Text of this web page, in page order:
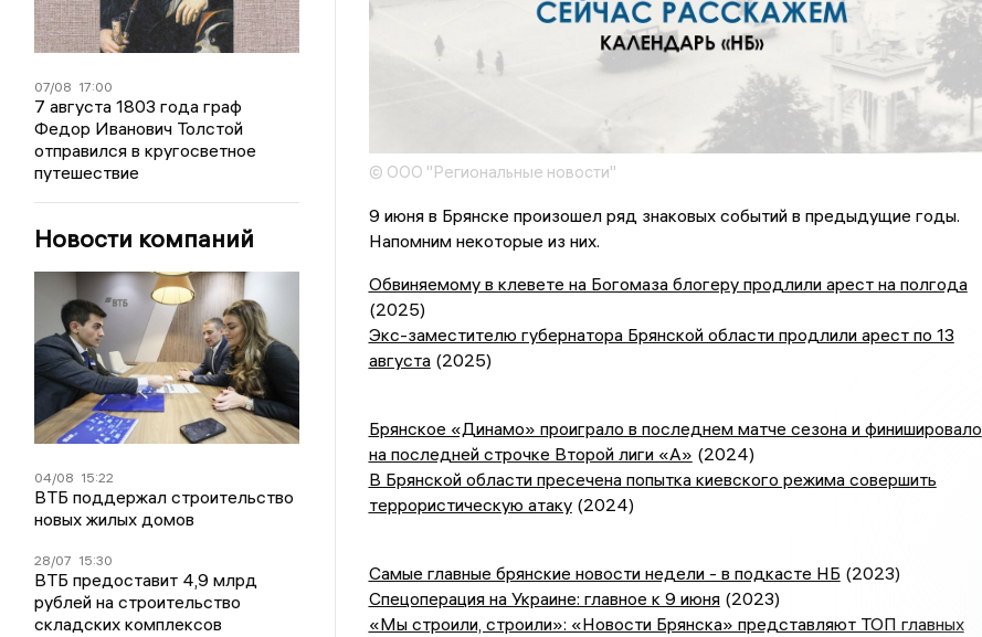
07/08 17:00
7 августа 1803 года граф
Федор Иванович Толстой
отправился в кругосветное
путешествие
Новости компаний
04/08 15:22
ВТБ поддержал строительство
новых жилых домов
28/07 15:30
ВТБ предоставит 4,9 млрд
рублей на строительство
складских комплексов
© ООО "Региональные новости"
9 июня в Брянске произошел ряд знаковых событий в предыдущие годы.
Напомним некоторые из них.
Обвиняемому в клевете на Богомаза блогеру продлили арест на полгода
(2025)
Экс-заместителю губернатора Брянской области продлили арест по 13
августа(2025)
Брянское «Динамо» проиграло в последнем матче сезона и финишировало
на последней строчке Второй лиги «А» (2024)
В Брянской области пресечена попытка киевского режима совершить
террористическую атаку(2024)
Самые главные брянские новости недели - в подкасте НБ (2023)
Спецоперация на Украине: главное к 9 июня(2023)
«Мы строили, строили»: «Новости Брянска» представляют ТОП главных